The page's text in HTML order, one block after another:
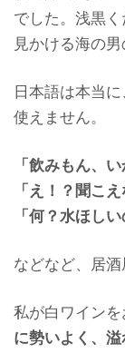
でした。浅黒
見かける海の男
日本語は本当
使えません。
「 飲みもん、い
「え！？聞こえ
「何？水ほしい
などなど、居酒
私が白ワインを
に勢いよく、